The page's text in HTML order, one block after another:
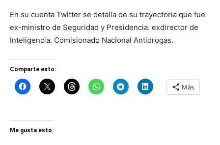
En su cuenta Twitter se detalla de su trayectoria que fue
ex-ministro de Seguridad y Presidencia. exdirector de
Inteligencia. Comisionado Nacional Antidrogas.
Comparte esto:
Más
Me gusta esto: